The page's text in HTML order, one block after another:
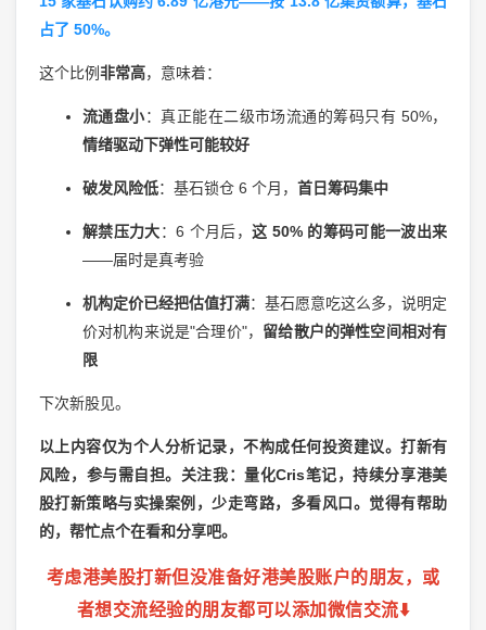
占了 50%。
这个比例非常高，意味着：
流通盘小：真正能在二级市场流通的筹码只有 50%，
情绪驱动下弹性可能较好
破发风险低：基石锁仓 6 个月， 首日筹码集中
解禁压力大：6 个月后，这 50% 的筹码可能一波出来
——届时是真考验
机构定价已经把估值打满：基石愿意吃这么多，说明定
价对机构来说是"合理价"， 留给散户的弹性空间相对有
限
下次新股见。
以上内容仅为个人分析记录，不构成任何投资建议。打新有
风险，参与需自担。关注我：量化Cris笔记，持续分享港美
股打新策略与实操案例，少走弯路，多看风口。觉得有帮助
的，帮忙点个在看和分享吧。
考虑港美股打新但没准备好港美股账户的朋友，或
者想交流经验的朋友都可以添加微信交流⬇️